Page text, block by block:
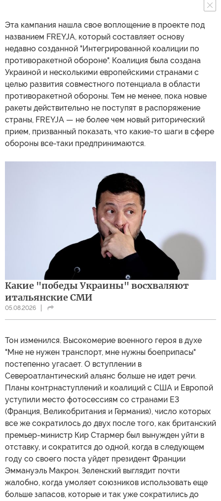
Эта кампания нашла свое воплощение в проекте под
названием FREYJA, который составляет основу
недавно созданной "Интегрированной коалиции по
противоракетной обороне". Коалиция была создана
Украиной и несколькими европейскими странами с
целью развития совместного потенциала в области
противоракетной обороны. Тем не менее, пока новые
ракеты действительно не поступят в распоряжение
страны, FREYJA — не более чем новый риторический
прием, призванный показать, что какие-то шаги в сфере
обороны все-таки предпринимаются.
Какие "победы Украины" восхваляют
итальянские СМИ
05.08.2026
Тон изменился. Высокомерие военного героя в духе
"Мне не нужен транспорт, мне нужны боеприпасы"
постепенно угасает. О вступлении в
Североатлантический альянс больше не идет речи.
Планы контрнаступлений и коалиций с США и Европой
уступили место фотосессиям со странами Е3
(Франция, Великобритания и Германия), число которых
все же сократилось до двух после того, как британский
премьер-министр Кир Стармер был вынужден уйти в
отставку, и сократится до одной, когда в следующем
году со своего поста уйдет президент Франции
Эммануэль Макрон. Зеленский выглядит почти
жалобно, когда умоляет союзников использовать еще
больше запасов, которые и так уже сократились до